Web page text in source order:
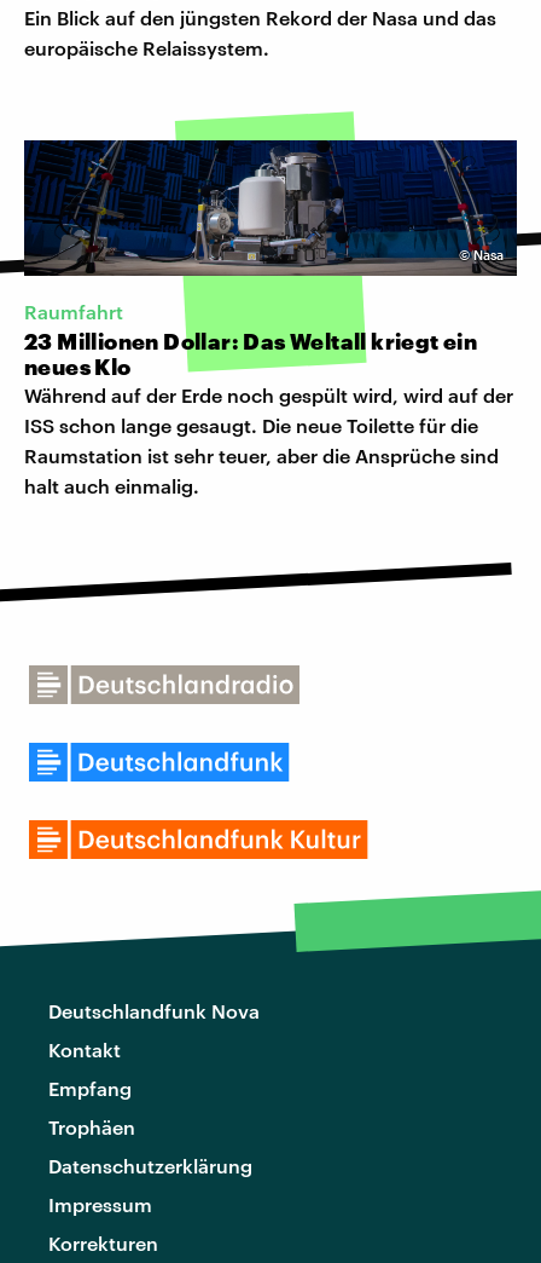
Ein Blick auf den jüngsten Rekord der Nasa und das
europäische Relaissystem.
©Nasa
Raumfahrt
23 Millionen Dollar: Das Weltall kriegt ein
neues Klo
Während auf der Erde noch gespült wird, wird auf der
ISS schon lange gesaugt. Die neue Toilette für die
Raumstation ist sehr teuer, aber die Ansprüche sind
halt auch einmalig.
Deutschlandfunk Nova
Kontakt
Empfang
Trophäen
Datenschutzerklärung
Impressum
Korrekturen